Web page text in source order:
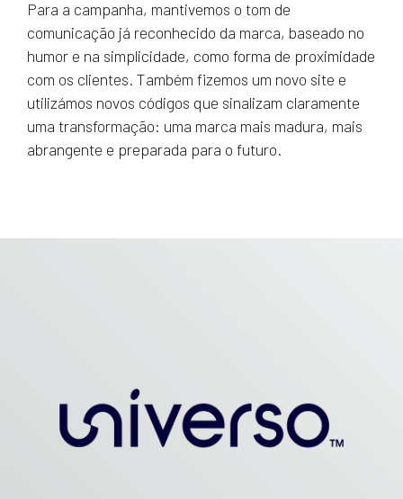
Para a campanha, mantivemos o tom de
comunicação já reconhecido da marca, baseado no
humor e na simplicidade, como forma de proximidade
com os clientes. Também fizemos um novo site e
utilizámos novos códigos que sinalizam claramente
uma transformação: uma marca mais madura, mais
abrangente e preparada para o futuro.